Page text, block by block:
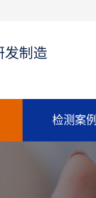
检测案例